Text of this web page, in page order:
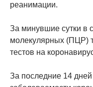
реанимации.
За минувшие сутки в
молекулярных (ПЦР)
тестов на
За последние 14